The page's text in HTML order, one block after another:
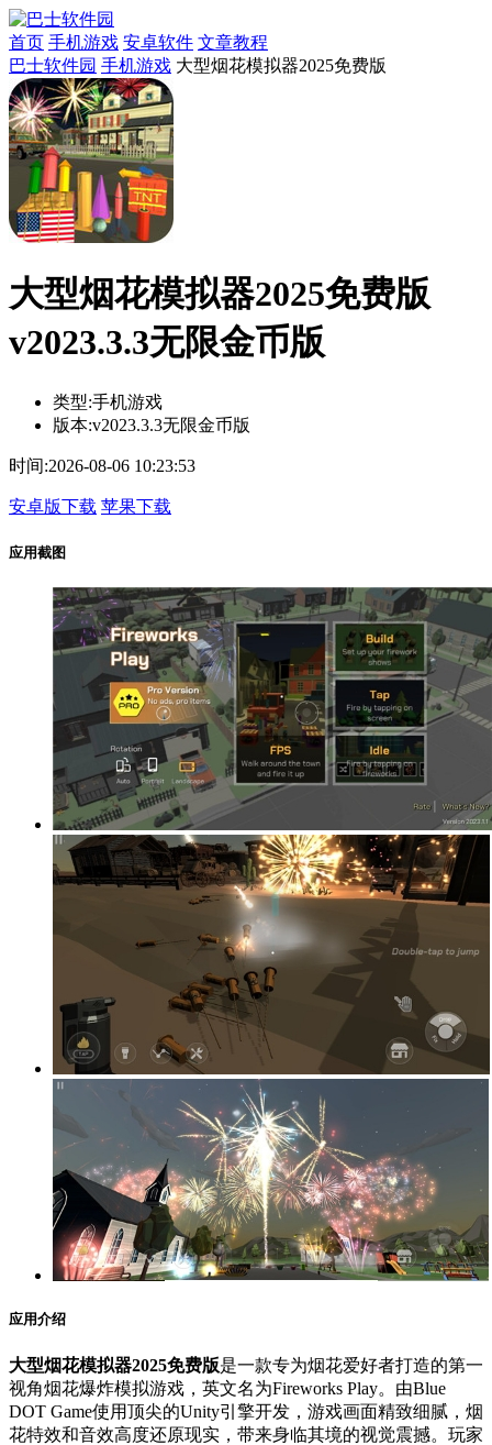
首页 手机游戏 安卓软件 文章教程
巴士软件园 手机游戏 大型烟花模拟器2025免费版
大型烟花模拟器2025免费版
v2023.3.3无限金币版
类型:手机游戏
版本:v2023.3.3无限金币版
时间:2026-08-06 10:23:53
安卓版下载 苹果下载
应用截图
应用介绍
大型烟花模拟器2025免费版是一款专为烟花爱好者打造的第一
视角烟花爆炸模拟游戏，英文名为Fireworks Play。由Blue
DOT Game使用顶尖的Unity引擎开发，游戏画面精致细腻，烟
花特效和音效高度还原现实，带来身临其境的视觉震撼。玩家